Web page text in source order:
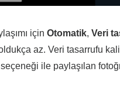
için Otomatik, Veri
az. Veri tasarrufu
ile paylaşılan